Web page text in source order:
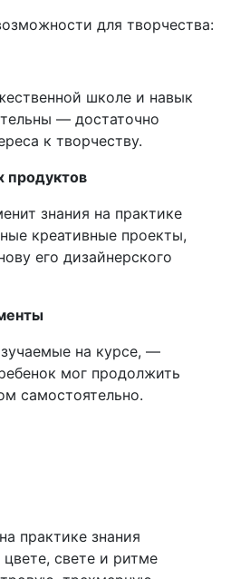
для творчества:
школе и навык
— достаточно
к творчеству.
продуктов
знания на практике
креативные проекты,
его дизайнерского
на курсе, —
мог продолжить
самостоятельно.
практике знания
свете и ритме